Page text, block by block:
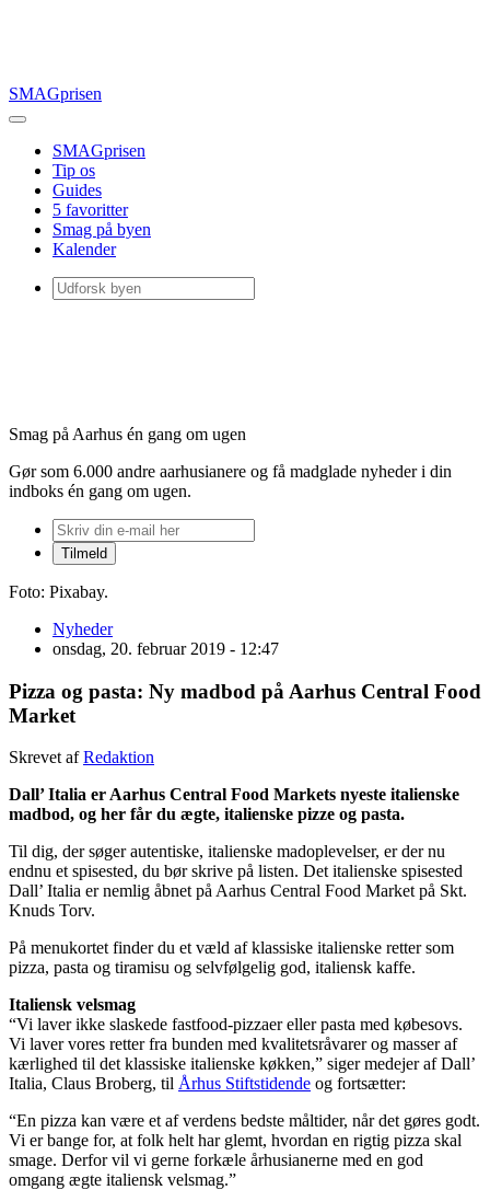
SMAGprisen
SMAGprisen
Tip os
Guides
5 favoritter
Smag på byen
Kalender
Smag på Aarhus én gang om ugen
Gør som 6.000 andre aarhusianere og få madglade nyheder i din
indboks én gang om ugen.
Foto: Pixabay.
Nyheder
onsdag, 20. februar 2019 - 12:47
Pizza og pasta: Ny madbod på Aarhus Central Food
Market
Skrevet afRedaktion
Dall’ Italia er Aarhus Central Food Markets nyeste italienske
madbod, og her får du ægte, italienske pizze og pasta.
Til dig, der søger autentiske, italienske madoplevelser, er der nu
endnu et spisested, du bør skrive på listen. Det italienske spisested
Dall’ Italia er nemlig åbnet på Aarhus Central Food Market på Skt.
Knuds Torv.
På menukortet finder du et væld af klassiske italienske retter som
pizza, pasta og tiramisu og selvfølgelig god, italiensk kaffe.
Italiensk velsmag
“Vi laver ikke slaskede fastfood-pizzaer eller pasta med købesovs.
Vi laver vores retter fra bunden med kvalitetsråvarer og masser af
kærlighed til det klassiske italienske køkken,” siger medejer af Dall’
Italia, Claus Broberg, til Århus Stiftstidende og fortsætter:
“En pizza kan være et af verdens bedste måltider, når det gøres godt.
Vi er bange for, at folk helt har glemt, hvordan en rigtig pizza skal
smage. Derfor vil vi gerne forkæle århusianerne med en god
omgang ægte italiensk velsmag.”